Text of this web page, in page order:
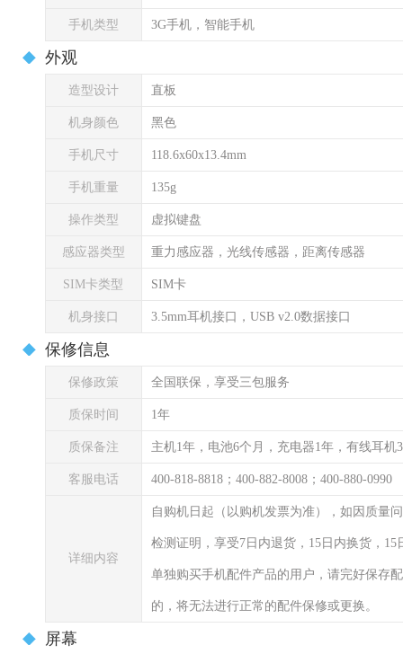
手机类型 3G手机，智能手机
外观
造型设计 直板
机身颜色 黑色
手机尺寸 118.6x60x13.4mm
手机重量 135g
操作类型 虚拟键盘
感应器类型 重力感应器，光线传感器，距离传感器
SIM卡类型 SIM卡
机身接口 3.5mm耳机接口，USB v2.0数据接口
保修信息
保修政策 全国联保，享受三包服务
质保时间 1年
质保备注 主机1年，电池6个月，充电器1年，有线耳机
客服电话 400-818-8818；400-882-8008；400-880-0990
详细内容
自购机日起（以购机发票为准），如因质量
检测证明，享受7日内退货，15日内换货，
单独购买手机配件产品的用户，请完好保存
的，将无法进行正常的配件保修或更换。
屏幕